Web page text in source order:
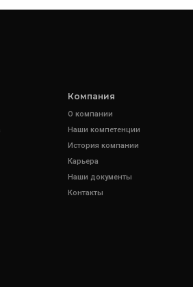
Компания
О компании
Наши компетенции
История компании
Карьера
Наши документы
Контакты